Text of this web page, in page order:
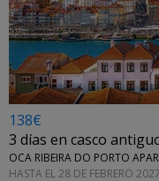
←
138€
3 días en casco
OCA RIBEIRA DO PORTO
HASTA EL 28 DE FEBRERO 2027